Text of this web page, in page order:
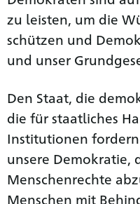
zu leisten, um die
schützen und
und unser
Den Staat, die
die für staatliches
Institutionen
unsere Demokratie,
Menschenrechte
Menschen mit